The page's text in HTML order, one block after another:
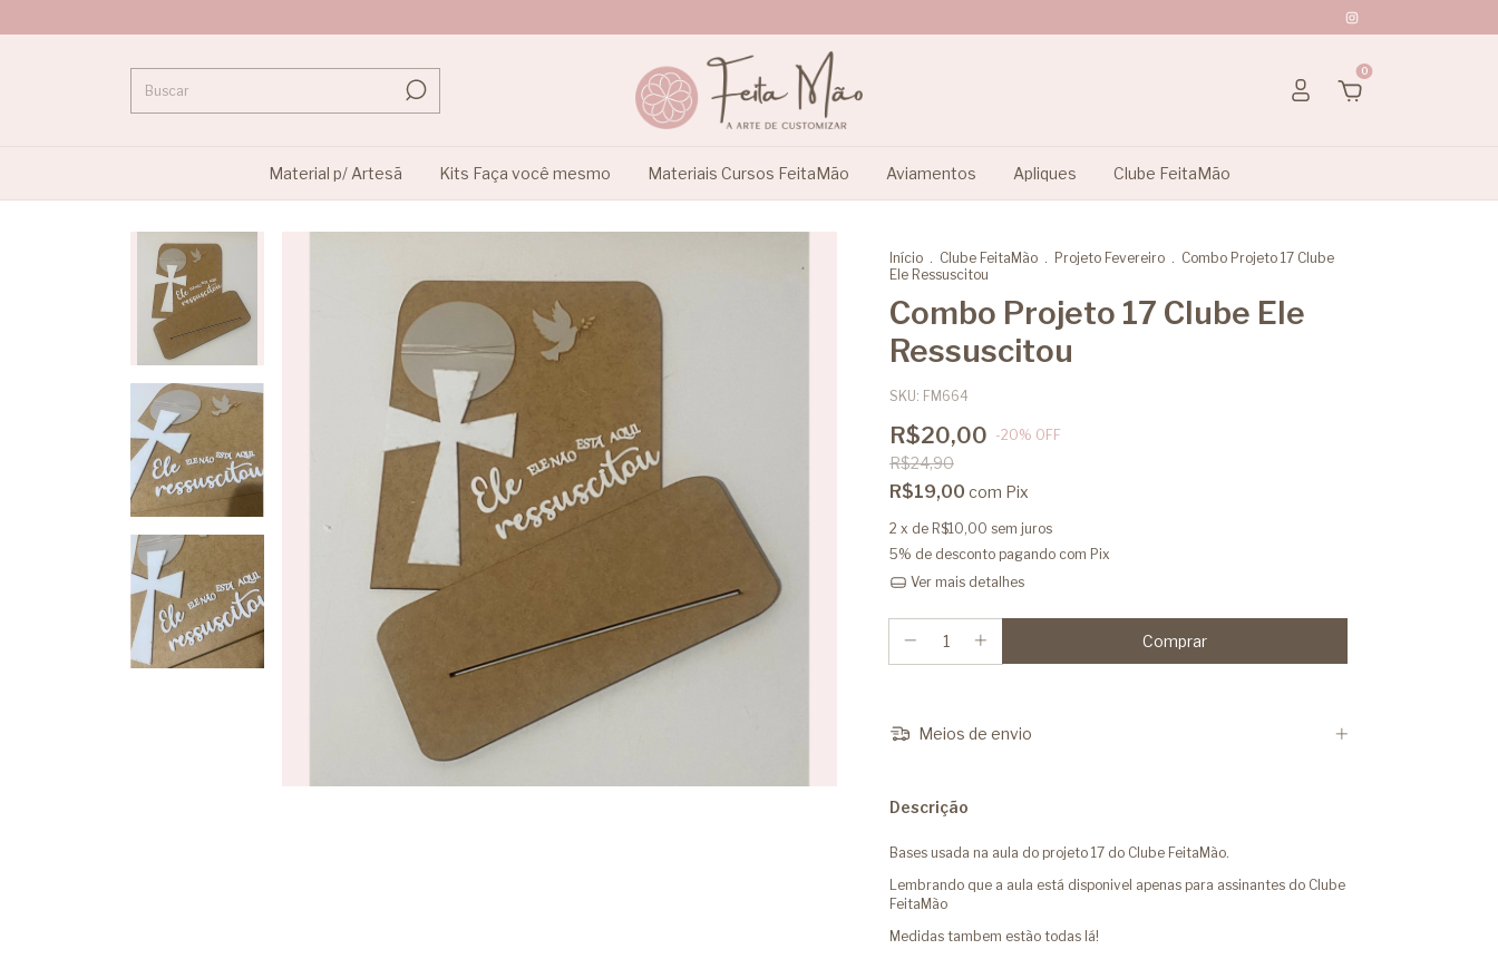
0
Material p/ Artesã Kits Faça você mesmo Materiais Cursos FeitaMão Aviamentos Apliques Clube FeitaMão
Início . Clube FeitaMão . Projeto Fevereiro . Combo Projeto 17 Clube
Ele Ressuscitou
Combo Projeto 17 Clube Ele
Ressuscitou
SKU: FM664
R$20,00 -20% OFF
R$24,90
R$19,00 com Pix
2 x de R$10,00 sem juros
5% de desconto pagando com Pix
Ver mais detalhes
Meios de envio
Descrição
Bases usada na aula do projeto 17 do Clube FeitaMão.
Lembrando que a aula está disponivel apenas para assinantes do Clube
FeitaMão
Medidas tambem estão todas lá!